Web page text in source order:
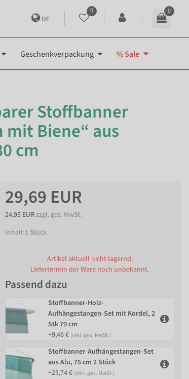
DE
0 0
Geschenkverpackung % Sale
Stoffbanner
Biene“ aus
cm
29,69 EUR
24,95 EURzzgl. ges. MwSt.
Inhalt 1 Stück
Artikel aktuell nicht lagernd.
Liefertermin der Ware noch unbekannt.
Passend dazu
Stoffbanner-Holz-
Aufhängestangen-Set mit Kordel, 2
Stk 79 cm
+9,46 € (inkl. ges. MwSt.)
Stoffbanner-Aufhängestangen-Set
aus Alu, 75 cm 2 Stück
+23,74 € (inkl. ges. MwSt.)